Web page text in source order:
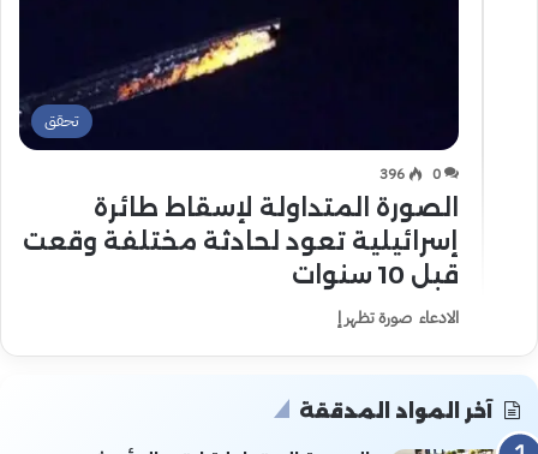
تحقق
0
396
الصورة المتداولة لإسقاط طائرة
إسرائيلية تعود لحادثة مختلفة وقعت
قبل 10 سنوات
الادعاء صورة تظهر إ
آخر المواد المدققة